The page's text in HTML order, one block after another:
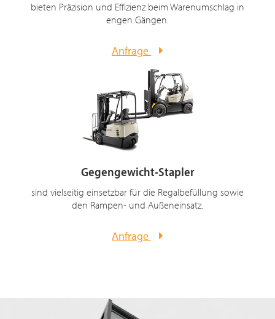
bieten Präzision und Effizienz beim Warenumschlag in
engen Gängen.
Anfrage
Gegengewicht-Stapler
sind vielseitig einsetzbar für die Regalbefüllung sowie
den Rampen- und Außeneinsatz.
Anfrage